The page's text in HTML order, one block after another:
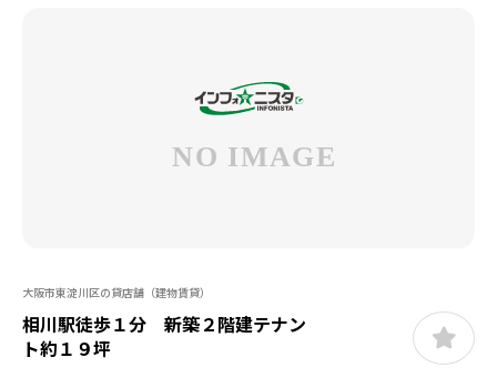
大阪市東淀川区の貸店舗（建物賃貸）
相川駅徒歩１分 新築２階建テナン
ト約１９坪